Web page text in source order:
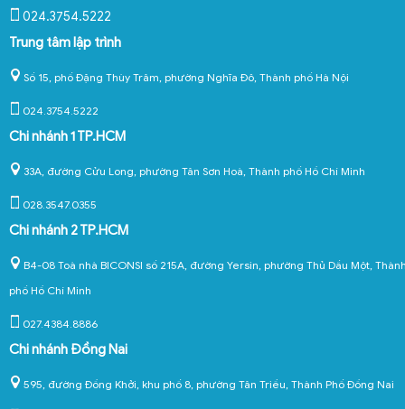
024.3754.5222
Trung tâm lập trình
Số 15, phố Đặng Thùy Trâm, phường Nghĩa Đô, Thành phố Hà Nội
024.3754.5222
Chi nhánh 1 TP.HCM
33A, đường Cửu Long, phường Tân Sơn Hoà, Thành phố Hồ Chí Minh
028.3547.0355
Chi nhánh 2 TP.HCM
B4-08 Toà nhà BICONSI số 215A, đường Yersin, phường Thủ Dầu Một,
phố Hồ Chí Minh
027.4384.8886
Chi nhánh Đồng Nai
595, đường Đồng Khởi, khu phố 8, phường Tân Triều, Thành Phố Đồng Nai